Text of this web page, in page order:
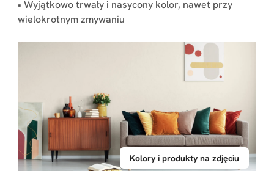
• Wyjątkowo trwały i nasycony kolor, nawet przy
wielokrotnym zmywaniu
Kolory i produkty na zdjęciu